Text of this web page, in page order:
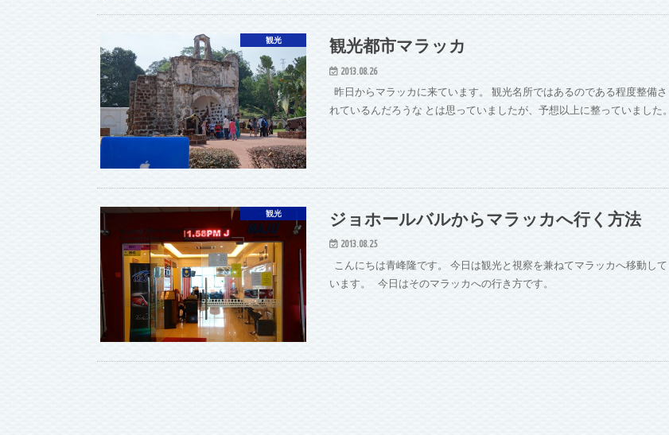
観光 観光都市マラッカ
2013.08.26
昨日からマラッカに来ています。 観光名所ではあるのである程度整備さ
れているんだろうな とは思っていましたが、予想以上に整っていました。
観光 ジョホールバルからマラッカへ行く方法
2013.08.25
こんにちは青峰隆です。 今日は観光と視察を兼ねてマラッカへ移動して
います。 今日はそのマラッカへの行き方です。